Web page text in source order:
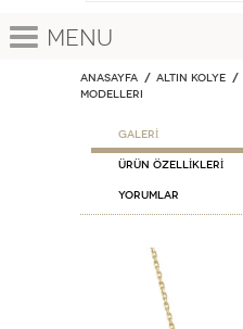
Menu
Anasayfa ALTIN KOLYE
Modelleri
GALERİ
ÜRÜN ÖZELLİKLERİ
Yorumlar